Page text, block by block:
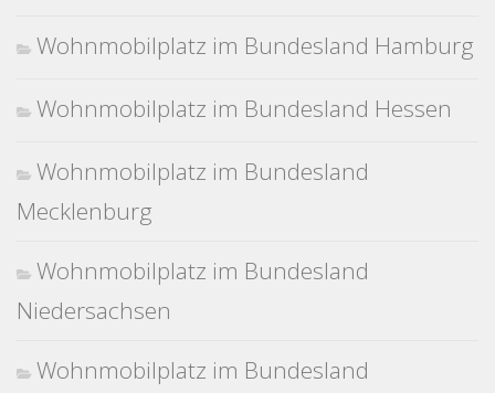
Wohnmobilplatz im Bundesland Hamburg
Wohnmobilplatz im Bundesland Hessen
Wohnmobilplatz im Bundesland
Mecklenburg
Wohnmobilplatz im Bundesland
Niedersachsen
Wohnmobilplatz im Bundesland